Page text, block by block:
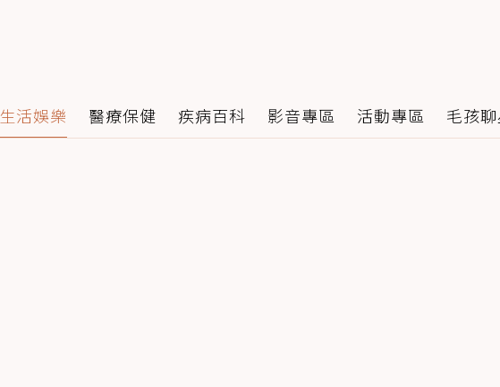
生活娛樂 醫療保健 疾病百科 影音專區 活動專區 毛孩